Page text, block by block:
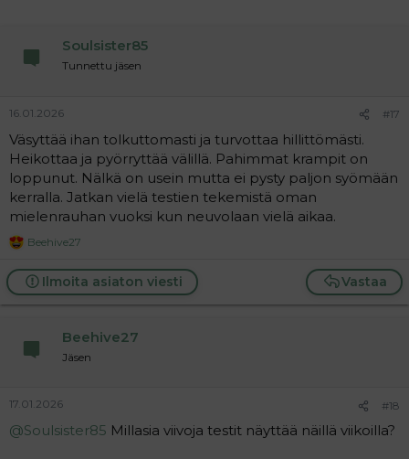
Soulsister85
Tunnettu jäsen
16.01.2026 #17
Väsyttää ihan tolkuttomasti ja turvottaa hillittömästi.
Heikottaa ja pyörryttää välillä. Pahimmat krampit on
loppunut. Nälkä on usein mutta ei pysty paljon syömään
kerralla. Jatkan vielä testien tekemistä oman
mielenrauhan vuoksi kun neuvolaan vielä aikaa.
R
a
c
t
Beehive27
Vastaa
Ilmoita asiaton viesti
Beehive27
Jäsen
17.01.2026 #18
@Soulsister85 Millasia viivoja testit näyttää näillä viikoilla?